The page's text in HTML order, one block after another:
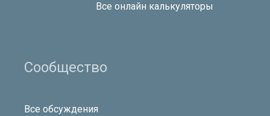
Все онлайн калькуляторы
Сообщество
Все обсуждения